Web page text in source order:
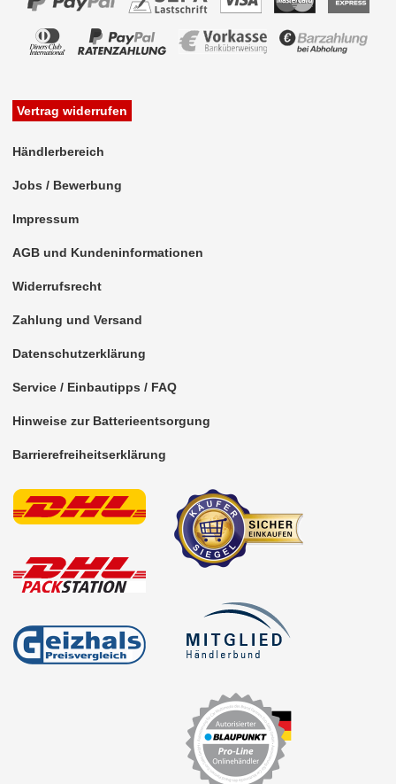
GT 13
GT 16
GT 5
ISO (50 Ohm)
Klinke
Koax
M10 x 0,75
MCX
Mini-Fakra (2 polig)
Mini-Fakra (4 polig)
Nissan
ROKA-SNAP
SMA
Vertrag widerrufen
Händlerbereich
Jobs / Bewerbung
Impressum
AGB und Kundeninformationen
Widerrufsrecht
Zahlung und Versand
Datenschutzerklärung
Service / Einbautipps / FAQ
Hinweise zur Batterieentsorgung
Barrierefreiheitserklärung